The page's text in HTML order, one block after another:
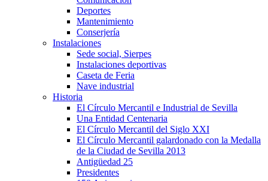
Deportes
Mantenimiento
Conserjería
Instalaciones
Sede social, Sierpes
Instalaciones deportivas
Caseta de Feria
Nave industrial
Historia
El Círculo Mercantil e Industrial de Sevilla
Una Entidad Centenaria
El Círculo Mercantil del Siglo XXI
El Círculo Mercantil galardonado con la Medalla
de la Ciudad de Sevilla 2013
Antigüedad 25
Presidentes